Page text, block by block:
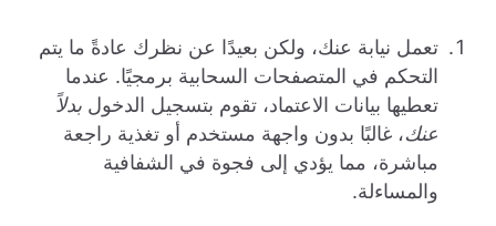
تعمل نيابة عنك، ولكن بعيدًا عن نظرك عادةً ما يتم
التحكم في المتصفحات السحابية برمجيًا. عندما
تعطيها بيانات الاعتماد، تقوم بتسجيل الدخول بدلاً
عنك، غالبًا بدون واجهة مستخدم أو تغذية راجعة
مباشرة، مما يؤدي إلى فجوة في الشفافية
والمساءلة.